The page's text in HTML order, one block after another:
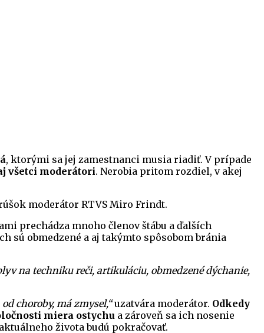
, ktorými sa jej zamestnanci musia riadiť. V prípade
všetci moderátori. Nerobia pritom rozdiel, v akej
moderátor RTVS Miro Frindt.
prechádza mnoho členov štábu a ďalších
sú obmedzené a aj takýmto spôsobom bránia
na techniku reči, artikuláciu, obmedzené dýchanie,
choroby, má zmysel,“uzatvára moderátor. Odkedy
miera ostychu a zároveň sa ich nosenie
života budú pokračovať.